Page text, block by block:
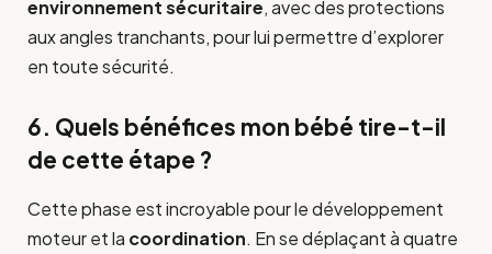
environnement sécuritaire, avec des protections
aux angles tranchants, pour lui permettre d’explorer
en toute sécurité.
6. Quels bénéfices mon bébé tire-t-il
de cette étape ?
Cette phase est incroyable pour le développement
moteur et la coordination. En se déplaçant à quatre